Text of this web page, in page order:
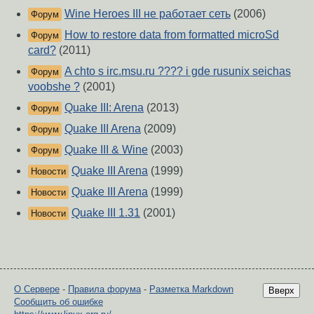
Форум Wine Heroes III не работает сеть (2006)
Форум
How to restore data from formatted microSd
card? (2011)
Форум A chto s irc.msu.ru ???? i gde rusunix seichas
voobshe ? (2001)
Форум Quake III: Arena (2013)
Форум Quake III Arena (2009)
Форум Quake III & Wine (2003)
Новости Quake III Arena (1999)
Новости Quake III Arena (1999)
Новости Quake III 1.31 (2001)
Вверх
О Сервере - Правила форума- Разметка Markdown
Сообщить об ошибке